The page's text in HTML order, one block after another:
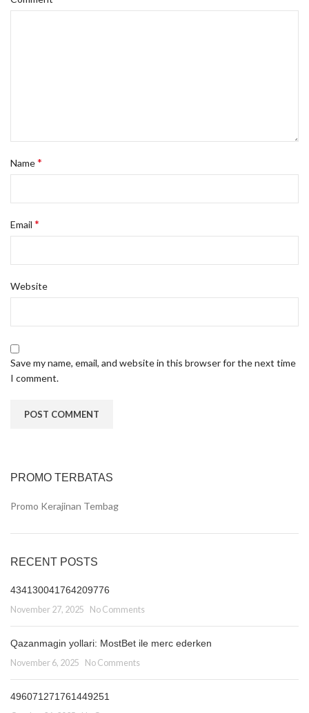
Name*
Email *
Website
Save my name, email, and website in this browser for the next time
I comment.
PROMO TERBATAS
Promo Kerajinan Tembag
RECENT POSTS
434130041764209776
November 27, 2025 No Comments
Qazanmagin yollari: MostBet ile merc ederken
November 6, 2025 No Comments
496071271761449251